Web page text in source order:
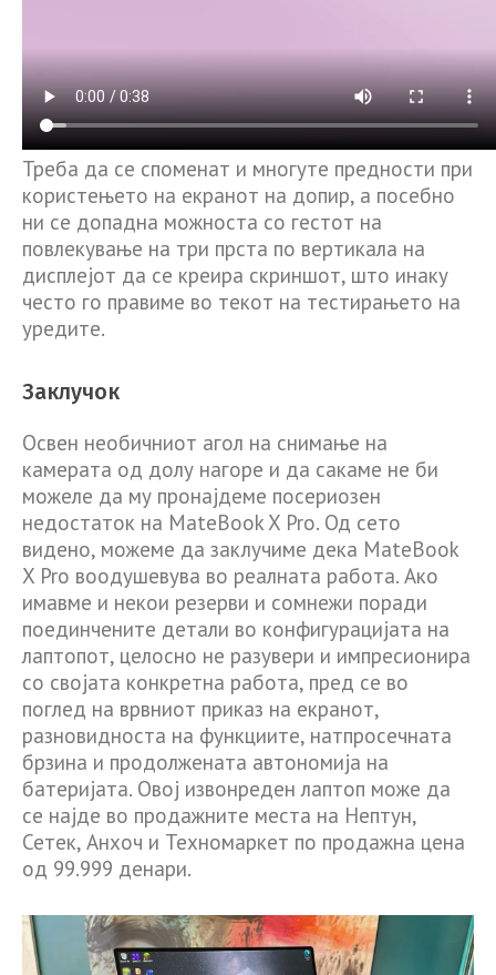
Треба да се споменат и многуте предности при
користењето на екранот на допир, а посебно
ни се допадна можноста со гестот на
повлекување на три прста по вертикала на
дисплејот да се креира скриншот, што инаку
често го правиме во текот на тестирањето на
уредите.
Заклучок
Освен необичниот агол на снимање на
камерата од долу нагоре и да сакаме не би
можеле да му пронајдеме посериозен
недостаток на MateBook X Pro. Од сето
видено, можеме да заклучиме дека MateBook
X Pro воодушевува во реалната работа. Ако
имавме и некои резерви и сомнежи поради
поединчените детали во конфигурацијата на
лаптопот, целосно не разувери и импресионира
со својата конкретна работа, пред се во
поглед на врвниот приказ на екранот,
разновидноста на функциите, натпросечната
брзина и продолжената автономија на
батеријата. Овој извонреден лаптоп може да
се најде во продажните места на Нептун,
Сетек, Анхоч и Техномаркет по продажна цена
од 99.999 денари.